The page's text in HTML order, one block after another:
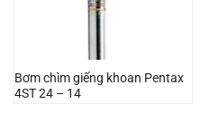
Bơm chìm giếng khoan Pentax
4ST 24 – 14